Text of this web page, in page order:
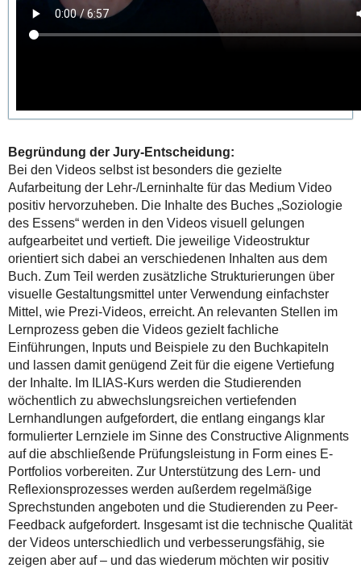
Begründung der Jury-Entscheidung:
Bei den Videos selbst ist besonders die gezielte
Aufarbeitung der Lehr-/Lerninhalte für das Medium Video
positiv hervorzuheben. Die Inhalte des Buches „Soziologie
des Essens“ werden in den Videos visuell gelungen
aufgearbeitet und vertieft. Die jeweilige Videostruktur
orientiert sich dabei an verschiedenen Inhalten aus dem
Buch. Zum Teil werden zusätzliche Strukturierungen über
visuelle Gestaltungsmittel unter Verwendung einfachster
Mittel, wie Prezi-Videos, erreicht. An relevanten Stellen im
Lernprozess geben die Videos gezielt fachliche
Einführungen, Inputs und Beispiele zu den Buchkapiteln
und lassen damit genügend Zeit für die eigene Vertiefung
der Inhalte. Im ILIAS-Kurs werden die Studierenden
wöchentlich zu abwechslungsreichen vertiefenden
Lernhandlungen aufgefordert, die entlang eingangs klar
formulierter Lernziele im Sinne des Constructive Alignments
auf die abschließende Prüfungsleistung in Form eines E-
Portfolios vorbereiten. Zur Unterstützung des Lern- und
Reflexionsprozesses werden außerdem regelmäßige
Sprechstunden angeboten und die Studierenden zu Peer-
Feedback aufgefordert. Insgesamt ist die technische Qualität
der Videos unterschiedlich und verbesserungsfähig, sie
zeigen aber auf – und das wiederum möchten wir positiv